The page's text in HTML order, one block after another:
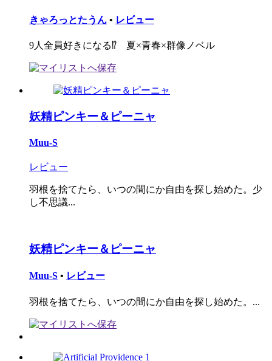
きゃろっとたうん • レビュー
9人全員好きになる⁉︎ 夏×青春×群像ノベル
妖精ピンキー＆ピーニャ
Muu-S
レビュー
羽根を捨てたら、いつの間にか自由を探し始めた。少
し不思議...
妖精ピンキー＆ピーニャ
Muu-S • レビュー
羽根を捨てたら、いつの間にか自由を探し始めた。...